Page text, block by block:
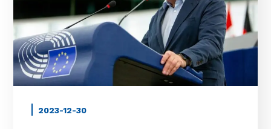
2023-12-30